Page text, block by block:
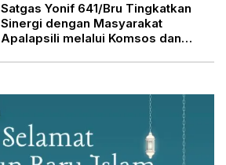
Satgas Yonif 641/Bru Tingkatkan
Sinergi dengan Masyarakat
Apalapsili melalui Komsos dan